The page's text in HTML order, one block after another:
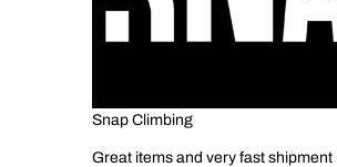
Snap Climbing
Great items and very fast shipment